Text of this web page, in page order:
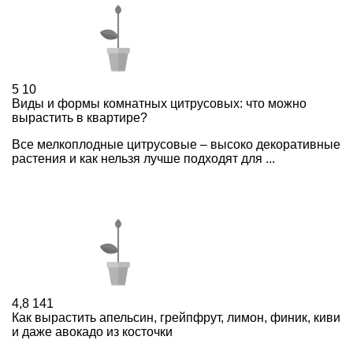
5 10
Виды и формы комнатных цитрусовых: что можно
вырастить в квартире?
Все мелкоплодные цитрусовые – высоко декоративные
растения и как нельзя лучше подходят для ...
4,8 141
Как вырастить апельсин, грейпфрут, лимон, финик, киви
и даже авокадо из косточки